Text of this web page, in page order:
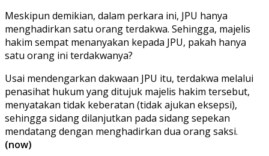
Meskipun demikian, dalam perkara ini, JPU hanya
menghadirkan satu orang terdakwa. Sehingga, majelis
hakim sempat menanyakan kepada JPU, pakah hanya
satu orang ini terdakwanya?
Usai mendengarkan dakwaan JPU itu, terdakwa melalui
penasihat hukum yang ditujuk majelis hakim tersebut,
menyatakan tidak keberatan (tidak ajukan eksepsi),
sehingga sidang dilanjutkan pada sidang sepekan
mendatang dengan menghadirkan dua orang saksi.
(now)